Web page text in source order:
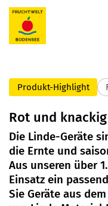
Produkt-Highlight
Rot und knackig
Die Linde-Geräte
die Ernte und
Aus unseren über
Einsatz ein
Sie Geräte aus